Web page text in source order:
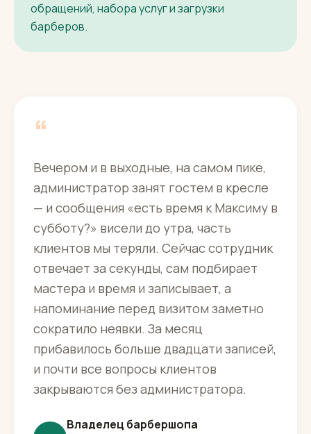
обращений, набора услуг и загрузки
барберов.
“
Вечером и в выходные, на самом пике,
администратор занят гостем в кресле
— и сообщения «есть время к Максиму в
субботу?» висели до утра, часть
клиентов мы теряли. Сейчас сотрудник
отвечает за секунды, сам подбирает
мастера и время и записывает, а
напоминание перед визитом заметно
сократило неявки. За месяц
прибавилось больше двадцати записей,
и почти все вопросы клиентов
закрываются без администратора.
Владелец барбершопа